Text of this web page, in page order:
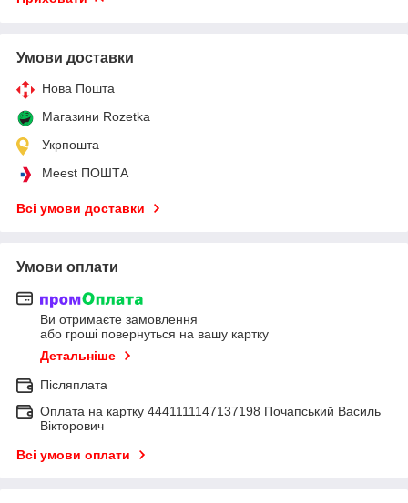
Умови доставки
Нова Пошта
Магазини Rozetka
Укрпошта
Meest ПОШТА
Всі умови доставки
Умови оплати
Ви отримаєте замовлення
або гроші повернуться на вашу картку
Детальніше
Післяплата
Оплата на картку 4441111147137198 Почапський Василь
Вікторович
Всі умови оплати